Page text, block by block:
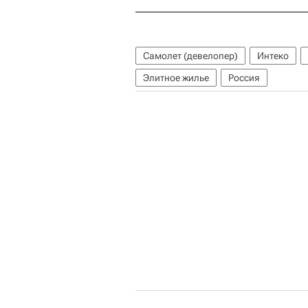
Самолет (девелопер) Интеко
Элитное жилье
Россия